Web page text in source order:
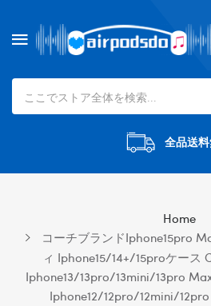
全品送
Home
コーチブランドiphone15pro
ィ Iphone15/14+/15proケース
Iphone13/13pro/13mini/13pro
Iphone12/12pro/12mini/